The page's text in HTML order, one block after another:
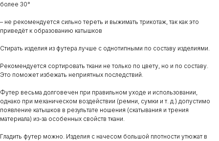
более 30°
– не рекомендуется сильно тереть и выжимать трикотаж, так как это
приведёт к образованию катышков
Стирать изделия из футера лучше с однотипными по составу изделиями.
Рекомендуется сортировать ткани не только по цвету, но и по составу.
Это поможет избежать неприятных последствий.
Футер весьма долговечен при правильном уходе и использовании,
однако при механическом воздействии (ремни, сумки и т. д.) допустимо
появление катышков в результате ношения (скатывания и трения
материала) из-за особенных свойств ткани.
Гладить футер можно. Изделия с начесом большой плотности утюжат в